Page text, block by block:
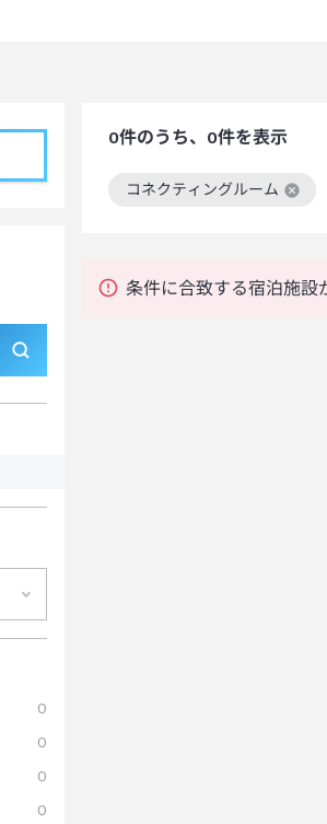
0
0
0
0
0件のうち、0件を表示
コネクティングルーム
この絞り込み条件を解除
条件に合致する宿泊施設